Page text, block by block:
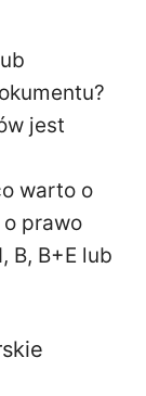
jest
warto o
prawo
B, B+E lub